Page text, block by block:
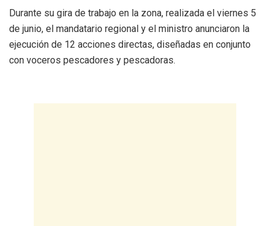
Durante su gira de trabajo en la zona, realizada el viernes 5
de junio, el mandatario regional y el ministro anunciaron la
ejecución de 12 acciones directas, diseñadas en conjunto
con voceros pescadores y pescadoras.